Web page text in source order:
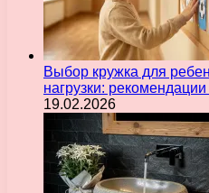
Выбор кружка для
нагрузки:
19.02.2026